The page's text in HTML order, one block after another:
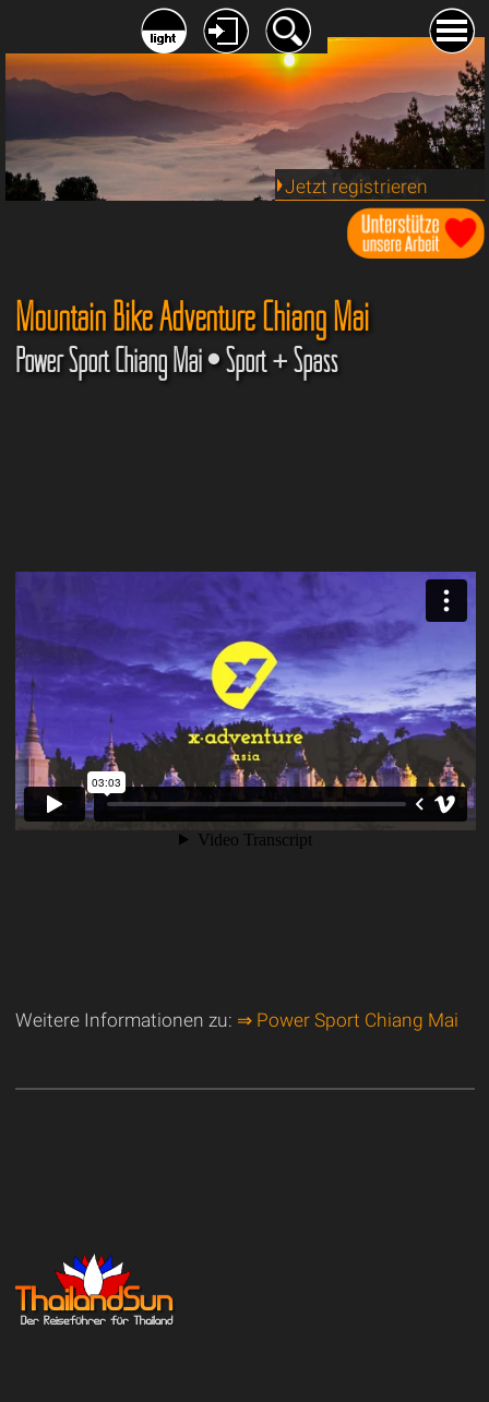
Jetzt registrieren
Mountain Bike Adventure Chiang Mai
Power Sport Chiang Mai • Sport + Spass
Weitere Informationen zu: ⇒ Power Sport Chiang Mai